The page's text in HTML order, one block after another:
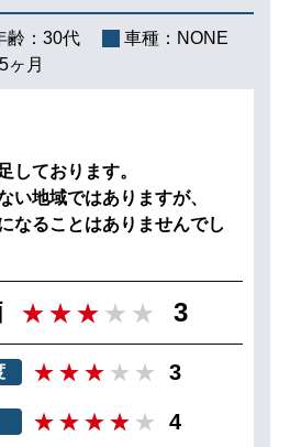
齢： 30代 車種： NONE
5ヶ月
しております。
い地域ではありますが、
なることはありませんでし
3
3
4